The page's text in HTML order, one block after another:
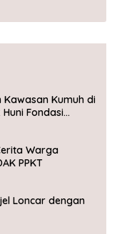
Kawasan Kumuh di
Fondasi
Warga
PPKT
Loncar dengan